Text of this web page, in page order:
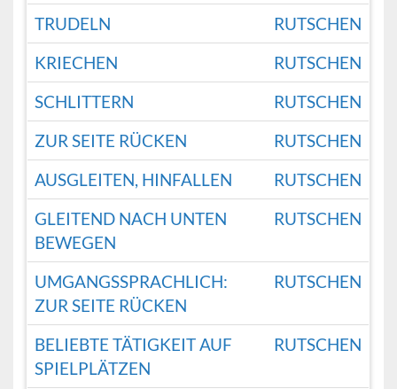
TRUDELN
RUTSCHEN
KRIECHEN
RUTSCHEN
SCHLITTERN
RUTSCHEN
ZUR SEITE RÜCKEN
RUTSCHEN
AUSGLEITEN, HINFALLEN
RUTSCHEN
GLEITEND NACH UNTEN
BEWEGEN
RUTSCHEN
UMGANGSSPRACHLICH:
ZUR SEITE RÜCKEN
RUTSCHEN
BELIEBTE TÄTIGKEIT AUF
SPIELPLÄTZEN
RUTSCHEN